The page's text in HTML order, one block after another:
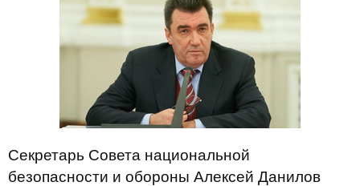
Секретарь Совета национальной
безопасности и обороны Алексей Данилов